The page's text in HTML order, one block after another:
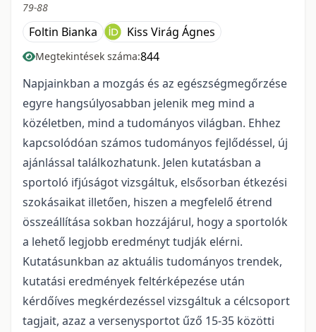
79-88
Foltin Bianka Kiss Virág Ágnes
Megtekintések száma:844
Napjainkban a mozgás és az egészségmegőrzése
egyre hangsúlyosabban jelenik meg mind a
közéletben, mind a tudományos világban. Ehhez
kapcsolódóan számos tudományos fejlődéssel, új
ajánlással találkozhatunk. Jelen kutatásban a
sportoló ifjúságot vizsgáltuk, elsősorban étkezési
szokásaikat illetően, hiszen a megfelelő étrend
összeállítása sokban hozzájárul, hogy a sportolók
a lehető legjobb eredményt tudják elérni.
Kutatásunkban az aktuális tudományos trendek,
kutatási eredmények feltérképezése után
kérdőíves megkérdezéssel vizsgáltuk a célcsoport
tagjait, azaz a versenysportot űző 15-35 közötti